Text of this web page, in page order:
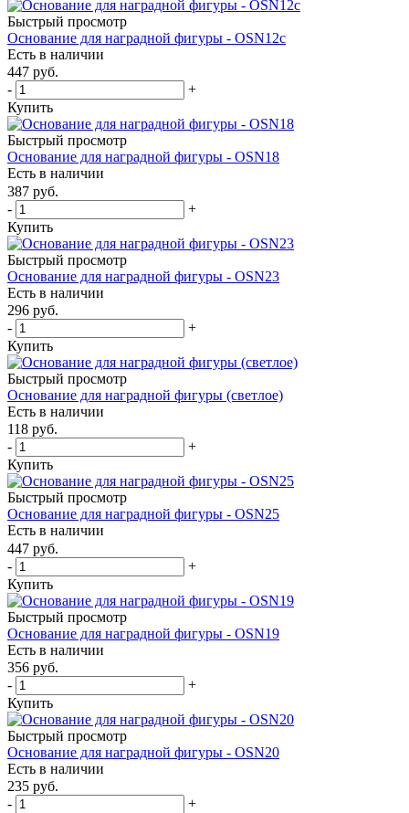
Быстрый просмотр
Основание для наградной фигуры - OSN12c
Есть в наличии
447 руб.
-
+
Купить
Быстрый просмотр
Основание для наградной фигуры - OSN18
Есть в наличии
387 руб.
-
+
Купить
Быстрый просмотр
Основание для наградной фигуры - OSN23
Есть в наличии
296 руб.
-
+
Купить
Быстрый просмотр
Основание для наградной фигуры (светлое)
Есть в наличии
118 руб.
-
+
Купить
Быстрый просмотр
Основание для наградной фигуры - OSN25
Есть в наличии
447 руб.
-
+
Купить
Быстрый просмотр
Основание для наградной фигуры - OSN19
Есть в наличии
356 руб.
-
+
Купить
Быстрый просмотр
Основание для наградной фигуры - OSN20
Есть в наличии
235 руб.
-
+